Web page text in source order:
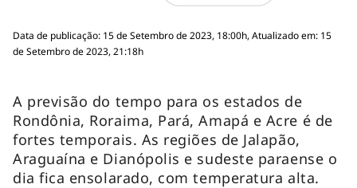
Data de publicação: 15 de Setembro de 2023, 18:00h, Atualizado em: 15
de Setembro de 2023, 21:18h
A previsão do tempo para os estados de
Rondônia, Roraima, Pará, Amapá e Acre é de
fortes temporais. As regiões de Jalapão,
Araguaína e Dianópolis e sudeste paraense o
dia fica ensolarado, com temperatura alta.